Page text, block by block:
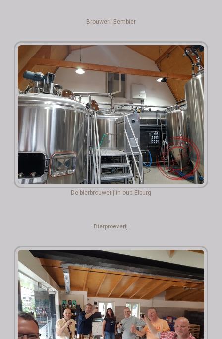
Brouwerij Eembier
De bierbrouwerij in oud Elburg
Bierproeverij